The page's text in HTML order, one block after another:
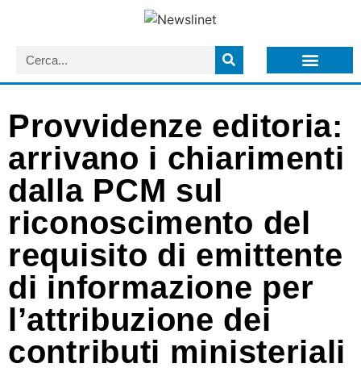
Provvidenze editoria:
arrivano i chiarimenti
dalla PCM sul
riconoscimento del
requisito di emittente
di informazione per
l’attribuzione dei
contributi ministeriali